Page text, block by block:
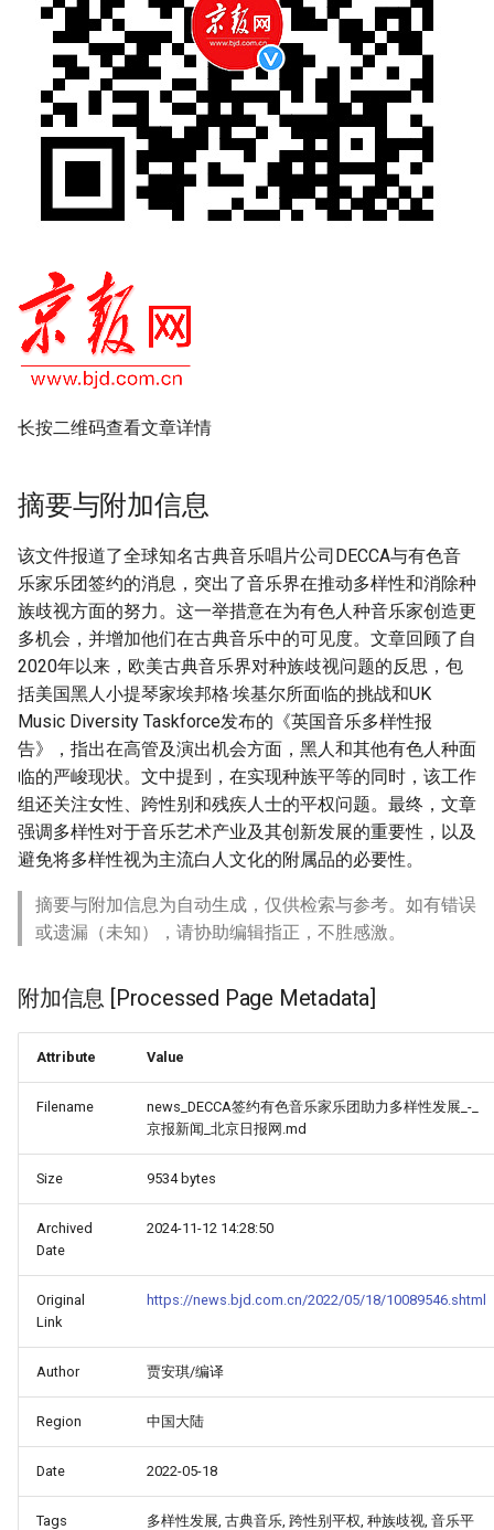
长按二维码查看文章详情
摘要与附加信息
该文件报道了全球知名古典音乐唱片公司DECCA与有色音
乐家乐团签约的消息，突出了音乐界在推动多样性和消除种
族歧视方面的努力。这一举措意在为有色人种音乐家创造更
多机会，并增加他们在古典音乐中的可见度。文章回顾了自
2020年以来，欧美古典音乐界对种族歧视问题的反思，包
括美国黑人小提琴家埃邦格·埃基尔所面临的挑战和UK
Music Diversity Taskforce发布的《英国音乐多样性报
告》，指出在高管及演出机会方面，黑人和其他有色人种面
临的严峻现状。文中提到，在实现种族平等的同时，该工作
组还关注女性、跨性别和残疾人士的平权问题。最终，文章
强调多样性对于音乐艺术产业及其创新发展的重要性，以及
避免将多样性视为主流白人文化的附属品的必要性。
摘要与附加信息为自动生成，仅供检索与参考。如有错误
或遗漏（未知），请协助编辑指正，不胜感激。
附加信息 [Processed Page Metadata]
Attribute Value
Filename
news_DECCA签约有色音乐家乐团助力多样性发展_-_
京报新闻_北京日报网.md
Size 9534 bytes
Archived
Date
2024-11-12 14:28:50
Original
Link
https://news.bjd.com.cn/2022/05/18/10089546.shtml
Author 贾安琪/编译
Region 中国大陆
Date 2022-05-18
Tags
多样性发展, 古典音乐, 跨性别平权, 种族歧视, 音乐平